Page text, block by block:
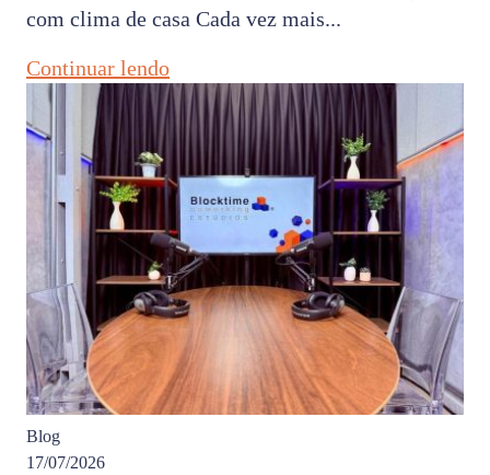
com clima de casa Cada vez mais...
Continuar lendo
Blog
17/07/2026